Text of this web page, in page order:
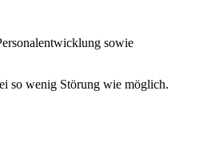
sowie
so wenig Störung wie möglich.